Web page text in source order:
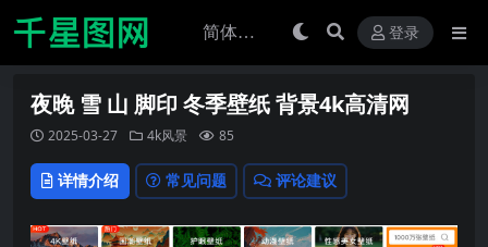
登录
夜晚 雪 山 脚印 冬季壁纸 背景4k高清网
2025-03-27 4k风景 85
详情介绍 常见问题 评论建议